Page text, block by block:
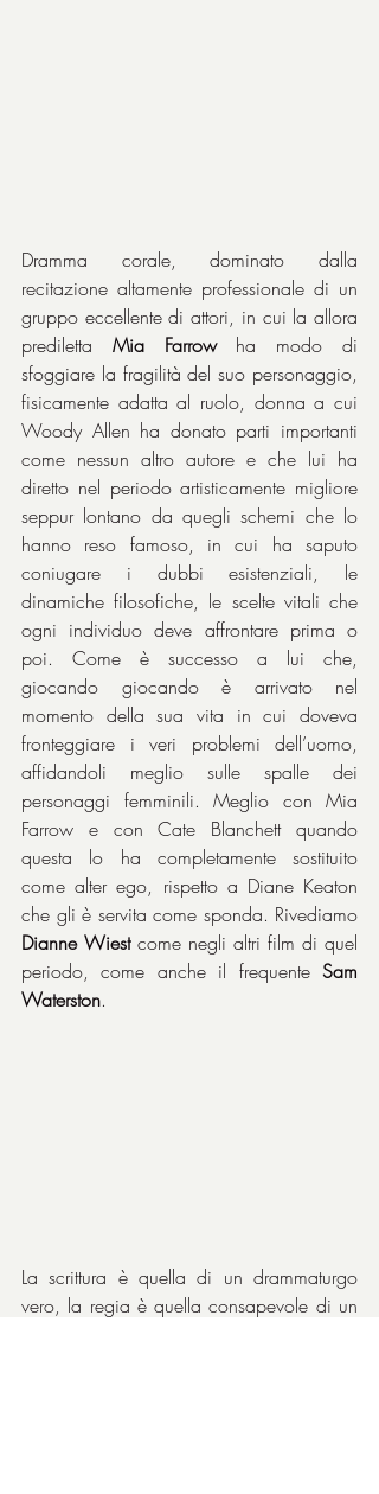
Dramma corale, dominato dalla
recitazione altamente professionale di un
gruppo eccellente di attori, in cui la allora
prediletta Mia Farrow ha modo di
sfoggiare la fragilità del suo personaggio,
fisicamente adatta al ruolo, donna a cui
Woody Allen ha donato parti importanti
come nessun altro autore e che lui ha
diretto nel periodo artisticamente migliore
seppur lontano da quegli schemi che lo
hanno reso famoso, in cui ha saputo
coniugare i dubbi esistenziali, le
dinamiche filosofiche, le scelte vitali che
ogni individuo deve affrontare prima o
poi. Come è successo a lui che,
giocando giocando è arrivato nel
momento della sua vita in cui doveva
fronteggiare i veri problemi dell’uomo,
affidandoli meglio sulle spalle dei
personaggi femminili. Meglio con Mia
Farrow e con Cate Blanchett quando
questa lo ha completamente sostituito
come alter ego, rispetto a Diane Keaton
Dianne Wiest come negli altri film di quel
periodo, come anche il frequente Sam
Waterston.
La scrittura è quella di un drammaturgo
vero, la regia è quella consapevole di un